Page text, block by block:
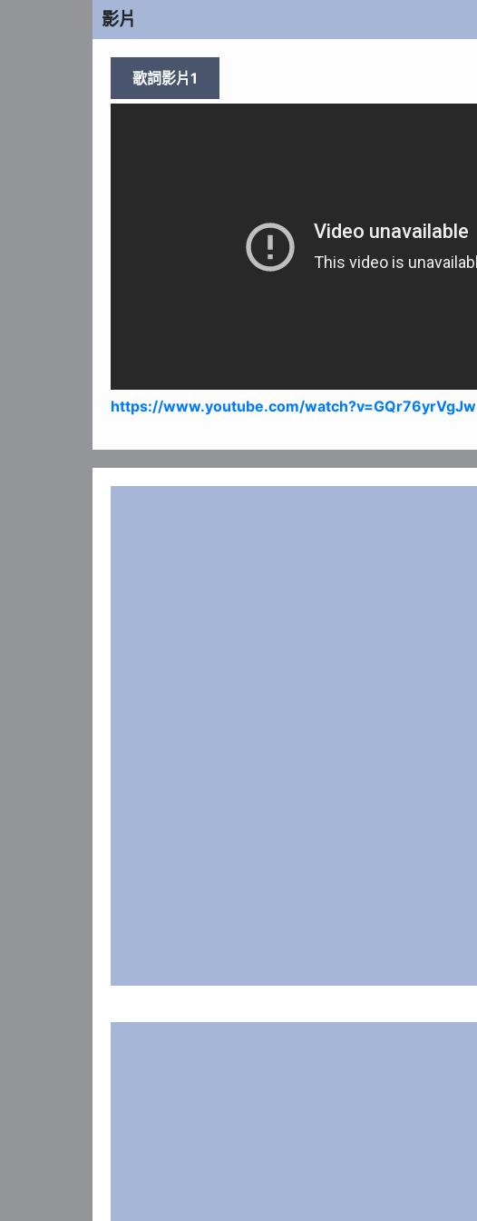
影片
歌詞影片1
https://www.youtube.com/watch?v=GQr76yrVgJw